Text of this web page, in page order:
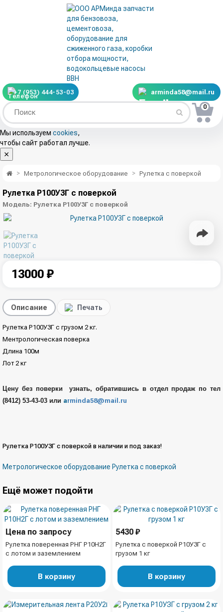
+7 (953) 444-53-03 arminda58@mail.ru
0
Мы используем cookies,
чтобы сайт работал лучше.
Метрологическое оборудование Рулетка с поверкой
Рулетка Р100У3Г с поверкой
Модель: Рулетка Р100У3Г с поверкой
13000 ₽
Описание Печать
Рулетка Р100У3Г с грузом 2 кг.
Ментрологическая поверка
Длина 100м
Лот 2 кг
Цену без поверки узнать, обратившись в отдел продаж по тел
(8412) 53-43-03 или arminda58@mail.ru
Рулетка Р100У3Г с поверкой в наличии и под заказ!
Метрологическое оборудование Рулетка с поверкой
Ещё может подойти
Цена по запросу
Рулетка поверенная РНГ Р10Н2Г
с лотом и заземлением
В корзину
5430 ₽
Рулетка с поверкой Р10У3Г с
грузом 1 кг
В корзину